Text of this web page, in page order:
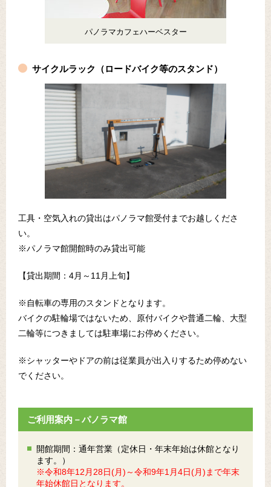
パノラマカフェハーベスター
サイクルラック（ロードバイク等のスタンド）
工具・空気入れの貸出はパノラマ館受付までお越しくださ
い。
※パノラマ館開館時のみ貸出可能
【貸出期間：4月～11月上旬】
※自転車の専用のスタンドとなります。
バイクの駐輪場ではないため、原付バイクや普通二輪、大型
二輪等につきましては駐車場にお停めください。
※シャッターやドアの前は従業員が出入りするため停めない
でください。
ご利用案内－パノラマ館
開館期間：通年営業（定休日・年末年始は休館となり
ます。）
※令和8年12月28日(月)～令和9年1月4日(月)まで年末
年始休館日となります。